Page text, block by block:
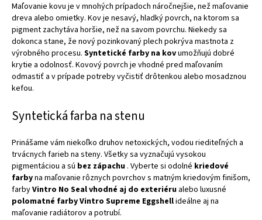
Maľovanie kovu je v mnohých prípadoch náročnejšie, než maľovanie
dreva alebo omietky. Kov je nesavý, hladký povrch, na ktorom sa
pigment zachytáva horšie, než na savom povrchu. Niekedy sa
dokonca stane, že nový pozinkovaný plech pokrýva mastnota z
výrobného procesu. Syntetické farby na kovumožňujú dobré
krytie a odolnosť. Kovový povrch je vhodné pred maľovaním
odmastiť a v prípade potreby vyčistiť drôtenkou alebo mosadznou
kefou.
Syntetická farba na stenu
Prinášame vám niekoľko druhov netoxických, vodou riediteľných a
trvácnych farieb na steny. Všetky sa vyznačujú vysokou
pigmentáciou a sú bez zápachu . Vyberte si odolné kriedové
farbyna maľovanie rôznych povrchov s matným kriedovým finišom,
farbyVintro No Sealvhodné aj do exteriéru alebo luxusné
polomatné farbyVintro Supreme Eggshellideálne aj na
maľovanie radiátorov a potrubí.